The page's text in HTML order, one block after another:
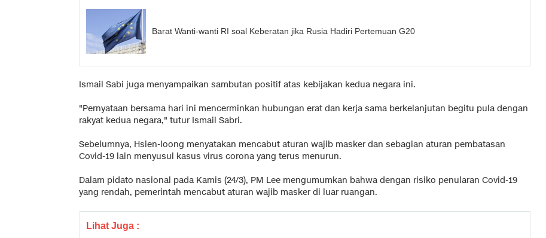
Barat Wanti-wanti RI soal Keberatan jika Rusia Hadiri Pertemuan G20
Ismail Sabi juga menyampaikan sambutan positif atas kebijakan kedua negara ini.
"Pernyataan bersama hari ini mencerminkan hubungan erat dan kerja sama berkelanjutan begitu pula dengan
rakyat kedua negara," tutur Ismail Sabri.
Sebelumnya, Hsien-loong menyatakan mencabut aturan wajib masker dan sebagian aturan pembatasan
Covid-19 lain menyusul kasus virus corona yang terus menurun.
Dalam pidato nasional pada Kamis (24/3), PM Lee mengumumkan bahwa dengan risiko penularan Covid-19
yang rendah, pemerintah mencabut aturan wajib masker di luar ruangan.
Lihat Juga :